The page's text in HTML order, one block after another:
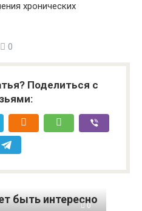
хронических
0
Поделиться с
быть интересно
0